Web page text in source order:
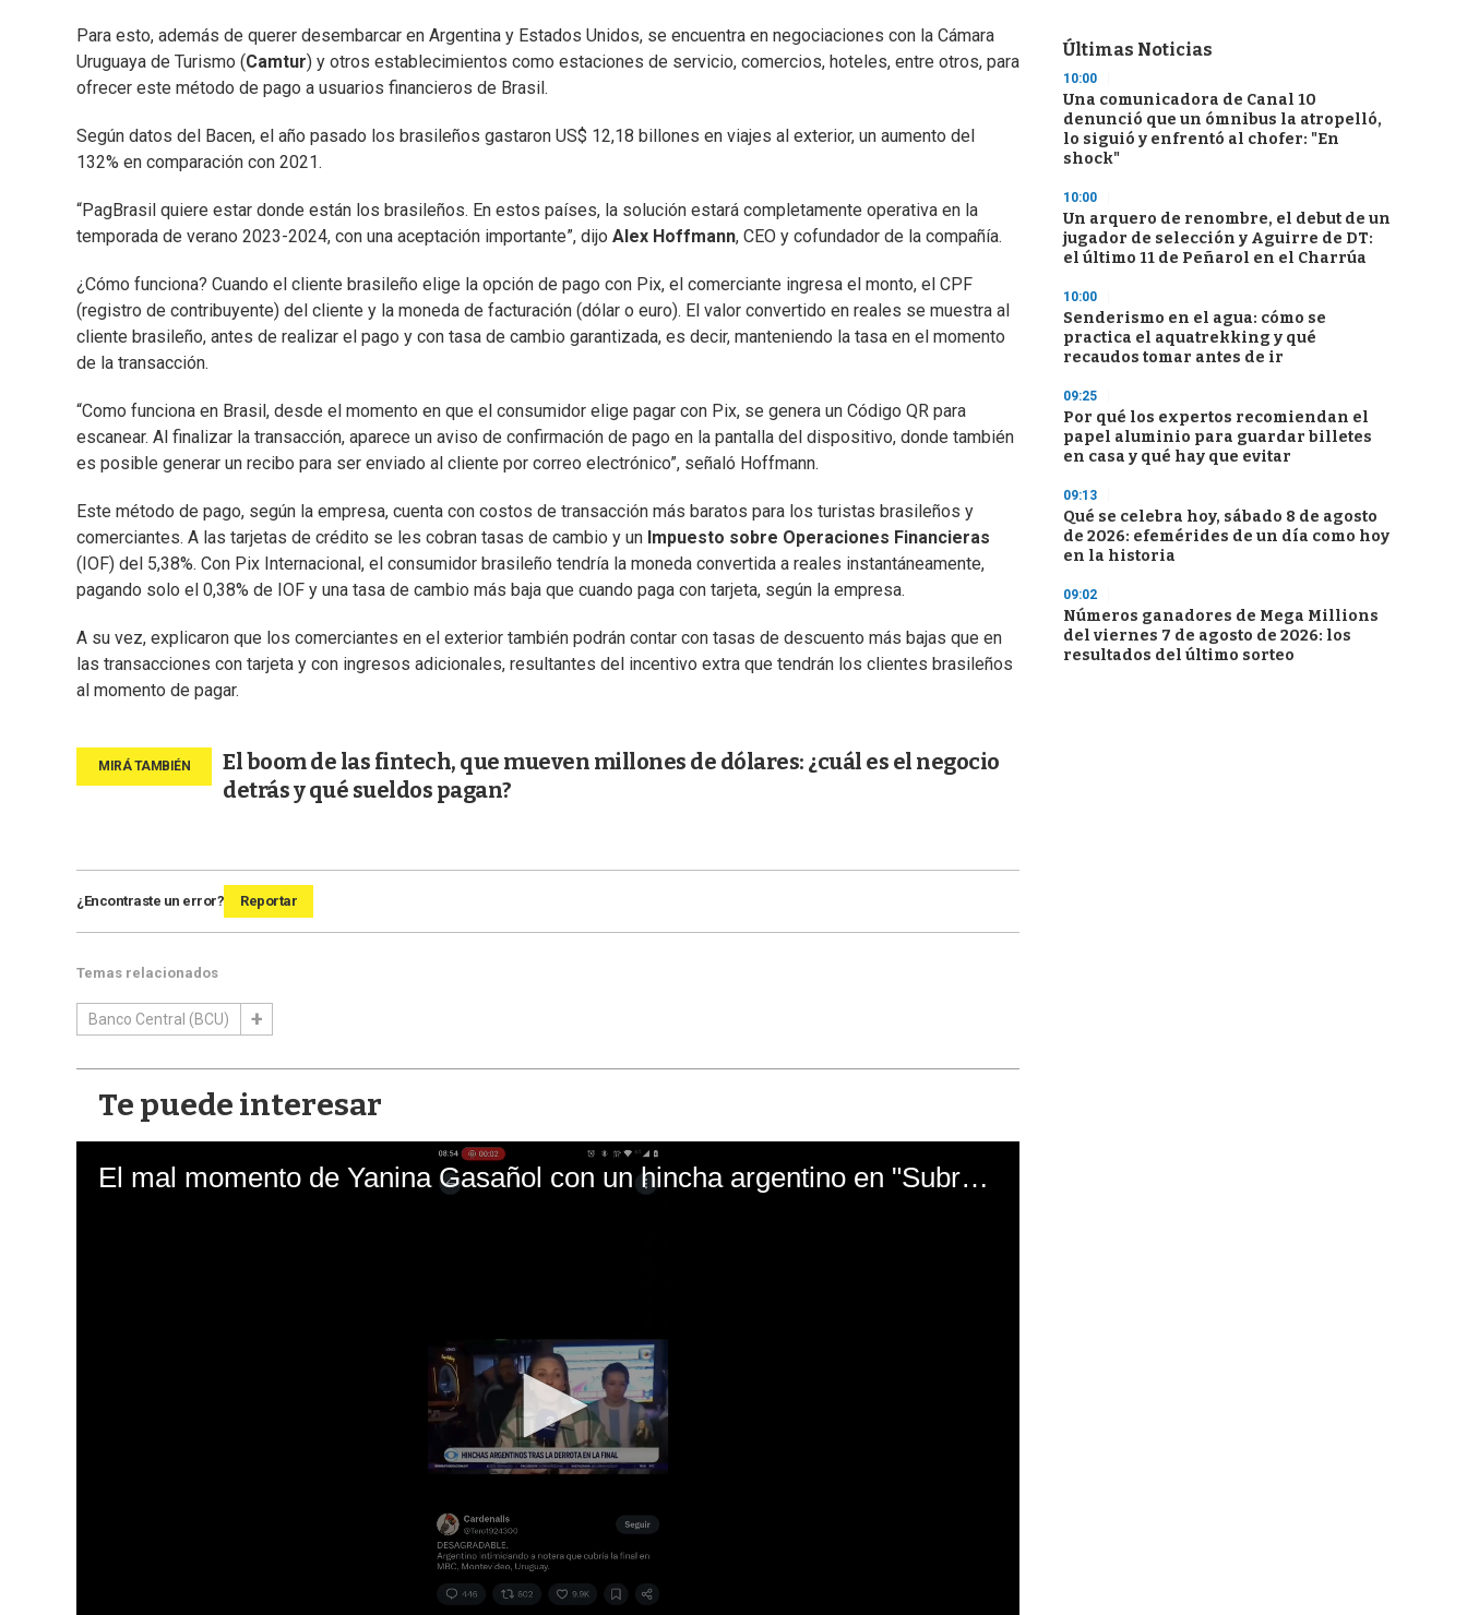
Para esto, además de querer desembarcar en Argentina y Estados Unidos, se encuentra en negociaciones con la Cámara
Uruguaya de Turismo (Camtur) y otros establecimientos como estaciones de servicio, comercios, hoteles, entre otros, para
ofrecer este método de pago a usuarios financieros de Brasil.
Según datos del Bacen, el año pasado los brasileños gastaron US$ 12,18 billones en viajes al exterior, un aumento del
132% en comparación con 2021.
“PagBrasil quiere estar donde están los brasileños. En estos países, la solución estará completamente operativa en la
temporada de verano 2023-2024, con una aceptación importante”, dijo Alex Hoffmann, CEO y cofundador de la compañía.
¿Cómo funciona? Cuando el cliente brasileño elige la opción de pago con Pix, el comerciante ingresa el monto, el CPF
(registro de contribuyente) del cliente y la moneda de facturación (dólar o euro). El valor convertido en reales se muestra al
cliente brasileño, antes de realizar el pago y con tasa de cambio garantizada, es decir, manteniendo la tasa en el momento
de la transacción.
“Como funciona en Brasil, desde el momento en que el consumidor elige pagar con Pix, se genera un Código QR para
escanear. Al finalizar la transacción, aparece un aviso de confirmación de pago en la pantalla del dispositivo, donde también
es posible generar un recibo para ser enviado al cliente por correo electrónico”, señaló Hoffmann.
Este método de pago, según la empresa, cuenta con costos de transacción más baratos para los turistas brasileños y
comerciantes. A las tarjetas de crédito se les cobran tasas de cambio y un Impuesto sobre Operaciones Financieras
(IOF) del 5,38%. Con Pix Internacional, el consumidor brasileño tendría la moneda convertida a reales instantáneamente,
pagando solo el 0,38% de IOF y una tasa de cambio más baja que cuando paga con tarjeta, según la empresa.
A su vez, explicaron que los comerciantes en el exterior también podrán contar con tasas de descuento más bajas que en
las transacciones con tarjeta y con ingresos adicionales, resultantes del incentivo extra que tendrán los clientes brasileños
al momento de pagar.
El boom de las fintech, que mueven millones de dólares: ¿cuál es el negocio
detrás y qué sueldos pagan?
¿Encontraste un error? Reportar
Temas relacionados
Banco Central (BCU)
Te puede interesar
El mal momento de Yanina Gasañol con un hincha argentino en "Subrayado"
Últimas Noticias
10:00
Una comunicadora de Canal 10
denunció que un ómnibus la atropelló,
lo siguió y enfrentó al chofer: "En
shock"
10:00
Un arquero de renombre, el debut de un
jugador de selección y Aguirre de DT:
el último 11 de Peñarol en el Charrúa
10:00
Senderismo en el agua: cómo se
practica el aquatrekking y qué
recaudos tomar antes de ir
09:25
Por qué los expertos recomiendan el
papel aluminio para guardar billetes
en casa y qué hay que evitar
09:13
Qué se celebra hoy, sábado 8 de agosto
de 2026: efemérides de un día como hoy
en la historia
09:02
Números ganadores de Mega Millions
del viernes 7 de agosto de 2026: los
resultados del último sorteo